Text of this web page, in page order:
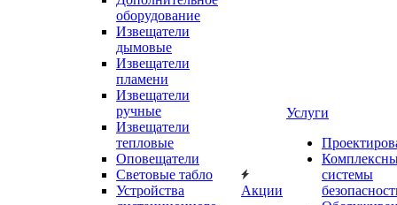
оборудование
Извещатели
дымовые
Извещатели
пламени
Извещатели
ручные
Извещатели
тепловые
Оповещатели
Световые табло
Устройства
Акции
Услуги
системы